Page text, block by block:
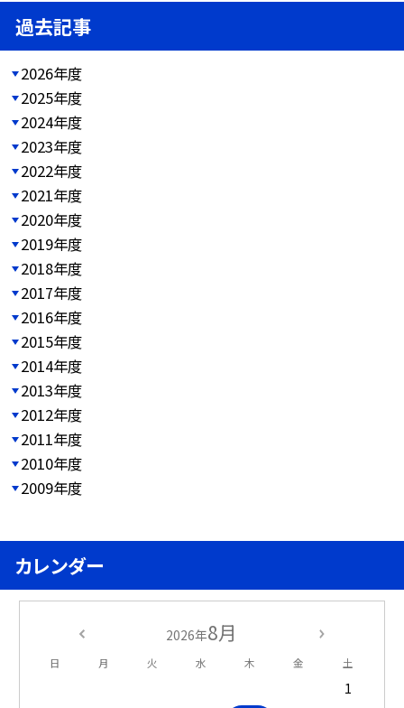
過去記事
2026年度
2025年度
2024年度
2023年度
2022年度
2021年度
2020年度
2019年度
2018年度
2017年度
2016年度
2015年度
2014年度
2013年度
2012年度
2011年度
2010年度
2009年度
カレンダー
2026年8月
日 月 火 水 木 金 土
1